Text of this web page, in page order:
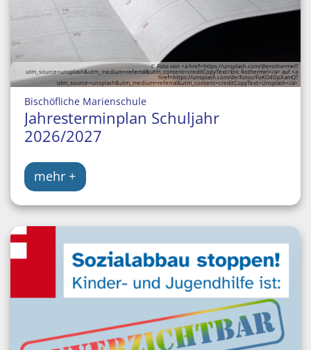
© Foto von <a href=https://unsplash.com/@erothermel?
utm_source=unsplash&utm_medium=referral&utm_content=creditCopyText>Eric Rothermel</a> auf <a
href=https://unsplash.com/de/fotos/FoKO4DpXamQ?
utm_source=unsplash&utm_medium=referral&utm_content=creditCopyText>Unsplash</a>
Bischöfliche Marienschule:
Jahresterminplan Schuljahr
2026/2027
mehr +